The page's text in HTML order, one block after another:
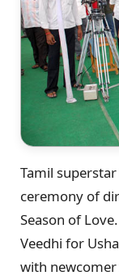
Tamil
ceremony of
Season of
Veedhi for
with